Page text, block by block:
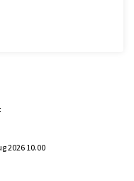
2026 10.00